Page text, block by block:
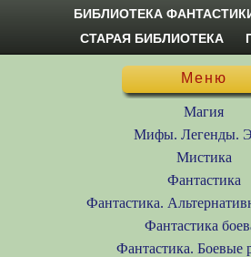
БИБЛИОТЕКА
СТАРАЯ БИБЛИОТЕКА
Меню
Магия
Мифы. Легенды.
Мистика
Фантастика
Фантастика.
Фантастика
Фантастика. Боевые